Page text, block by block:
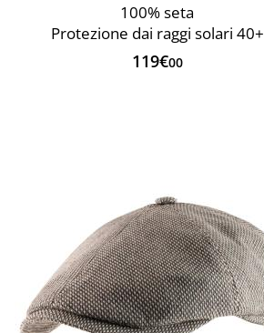
100% seta
Protezione dai raggi solari 40+
119€00